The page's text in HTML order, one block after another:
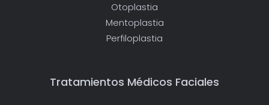
Otoplastia
Mentoplastia
Perfiloplastia
Tratamientos Médicos Faciales